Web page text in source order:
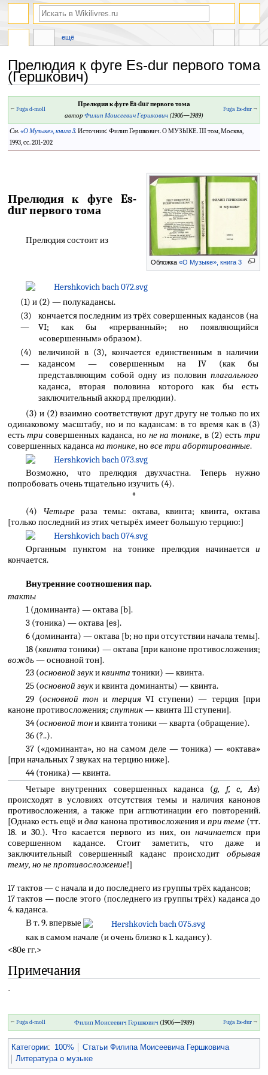
Прелюдия к фуге Es-dur первого тома
(Гершкович)
навигации
поиску
← Fuga d-moll
Прелюдия к фуге Es-dur первого тома
авторФилип Моисеевич Гершкович (1906—1989)
Fuga Es-dur→
См. «О Музыке», книга 3. Источник: Филип Гершкович. О МУЗЫКЕ. III том, Москва,
1993, cc. 201-202
Обложка«О Музыке», книга 3
Прелюдия к фуге Es-
dur первого тома
Прелюдия состоит из
(1) и (2) — полукадансы.
(3)
—
кончается последним из трёх совершенных кадансов (на
VI; как бы «прерванный»; но появляющийся
«совершенным» образом).
(4)
—
величиной в (3), кончается единственным в наличии
кадансом — совершенным на IV (как бы
представляющим собой одну из половин плагального
каданса, вторая половина которого как бы есть
заключительный аккорд прелюдии).
(3) и (2) взаимно соответствуют друг другу не только по их
одинаковому масштабу, но и по кадансам: в то время как в (3)
есть три совершенных каданса, но не на тонике, в (2) естьтри
совершенных кадансана тонике, но все три абортированные.
Возможно, что прелюдия двухчастна. Теперь нужно
попробовать очень тщательно изучить (4).
*
(4) Четыре раза темы: октава, квинта; квинта, октава
[только последний из этих четырёх имеет большую терцию:]
Органным пунктом на тонике прелюдия начинаетсяи
кончается.
Внутренние соотношения пар.
такты
1 (доминанта) — октава [b].
3 (тоника) — октава [es].
6 (доминанта) — октава [b; но при отсутствии начала темы].
18 (квинта тоники) — октава [при каноне противосложения;
вождь— основной тон].
23 (основной звукиквинта тоники) — квинта.
25 (основной звуки квинта доминанты) — квинта.
29 (основной тон итерция VI ступени) — терция [при
каноне противосложения; спутник— квинта III ступени].
34 (основной тони квинта тоники — кварта (обращение).
36 (?..).
37 («доминанта», но на самом деле — тоника) — «октава»
[при начальных 7 звуках на терцию ниже].
44 (тоника) — квинта.
Четыре внутренних совершенных каданса (g, f, c, As)
происходят в условиях отсутствия темы и наличия канонов
противосложения, а также при агглютинации его повторений.
[Однако есть ещё идва канона противосложения и при теме(тт.
18. и 30.). Что касается первого из них, онначинается при
совершенном кадансе. Стоит заметить, что даже и
заключительный совершенный каданс происходитобрывая
тему, но не противосложение!]
17 тактов — с начала и до последнего из группы трёх кадансов;
17 тактов — после этого (последнего из группы трёх) каданса до
4. каданса.
В т. 9. впервые
как в самом начале (и очень близко к 1. кадансу).
<80е гг.>
Примечания
`
← Fuga d-moll Филип Моисеевич Гершкович (1906—1989) Fuga Es-dur→
Категории: 100%
Статьи Филипа Моисеевича Гершковича
Литература о музыке
ещё